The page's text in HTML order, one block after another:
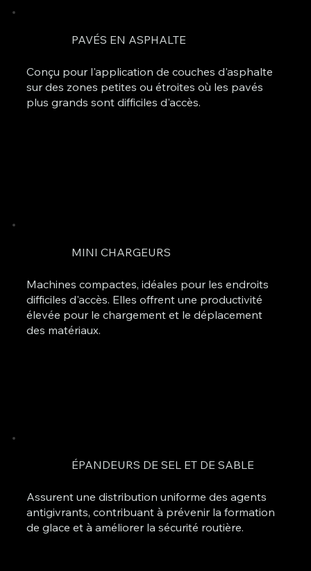
PAVÉS EN ASPHALTE
Conçu pour l'application de couches d'asphalte
sur des zones petites ou étroites où les pavés
plus grands sont difficiles d'accès.
MINI CHARGEURS
Machines compactes, idéales pour les endroits
difficiles d'accès. Elles offrent une productivité
élevée pour le chargement et le déplacement
des matériaux.
ÉPANDEURS DE SEL ET DE SABLE
Assurent une distribution uniforme des agents
antigivrants, contribuant à prévenir la formation
de glace et à améliorer la sécurité routière.